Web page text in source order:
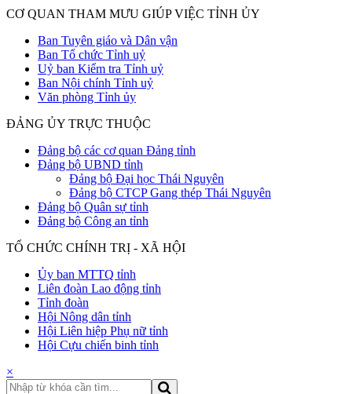
CƠ QUAN THAM MƯU GIÚP VIỆC TỈNH ỦY
Ban Tuyên giáo và Dân vận
Ban Tổ chức Tỉnh uỷ
Uỷ ban Kiểm tra Tỉnh uỷ
Ban Nội chính Tỉnh uỷ
Văn phòng Tỉnh ủy
ĐẢNG ỦY TRỰC THUỘC
Đảng bộ các cơ quan Đảng tỉnh
Đảng bộ UBND tỉnh
Đảng bộ Đại học Thái Nguyên
Đảng bộ CTCP Gang thép Thái Nguyên
Đảng bộ Quân sự tỉnh
Đảng bộ Công an tỉnh
TỔ CHỨC CHÍNH TRỊ - XÃ HỘI
Ủy ban MTTQ tỉnh
Liên đoàn Lao động tỉnh
Tỉnh đoàn
Hội Nông dân tỉnh
Hội Liên hiệp Phụ nữ tỉnh
Hội Cựu chiến binh tỉnh
×